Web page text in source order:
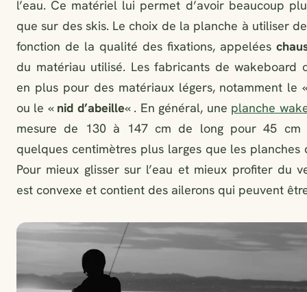
l’eau. Ce matériel lui permet d’avoir beaucoup
que sur des skis. Le choix de la planche à utiliser
fonction de la qualité des fixations, appelées
du matériau utilisé. Les fabricants de wakeboard
en plus pour des matériaux légers, notamment le
ou le « nid d’abeille« . En général, une planche
mesure de 130 à 147 cm de long pour 45 cm
quelques centimètres plus larges que les planches
Pour mieux glisser sur l’eau et mieux profiter du
est convexe et contient des ailerons qui peuvent